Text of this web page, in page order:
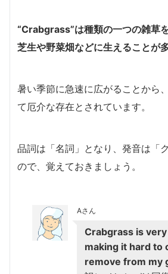
“Crabgrass”は種類の一つの雑草
芝生や野菜畑などに生えることが多
暑い季節に急速に広がることから
て厄介な存在とされています。
品詞は「名詞」となり、発音は「
ので、覚えておきましょう。
Aさん
Crabgrass is
making it hard to
remove from my